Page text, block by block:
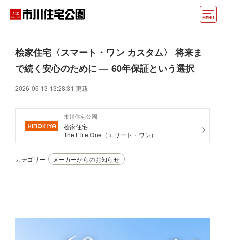
住宅会社・ハウスメーカー
動画でモデルハウス見学
アクセス
マイページ アカウント登録
桧家住宅〈スマート・ワン カスタム〉 将来ま
で続く安心のために ― 60年保証という選択
2026-06-13 13:28:31 更新
市川住宅公園
桧家住宅
The Elite One（エリート・ワン）
カテゴリー メーカーからのお知らせ